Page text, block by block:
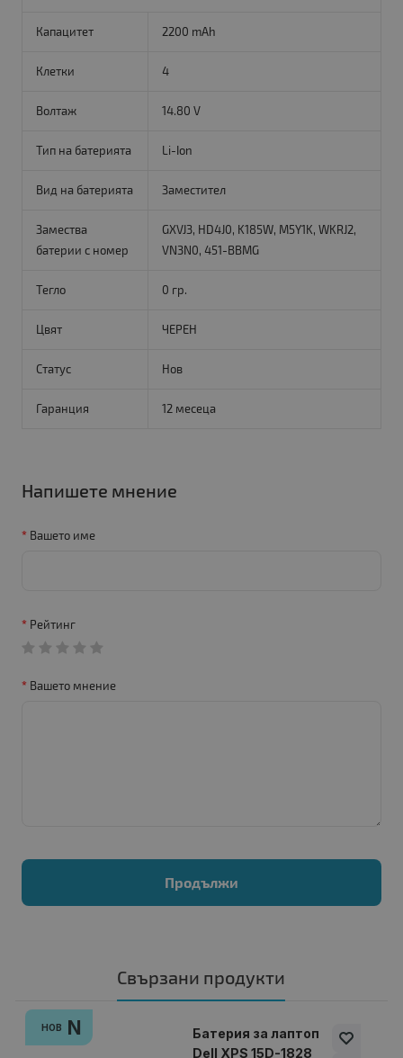
Капацитет 2200 mAh
Клетки 4
Волтаж 14.80 V
Тип на батерията Li-Ion
Вид на батерията Заместител
Замества
батерии с номер
GXVJ3, HD4J0, K185W, M5Y1K, WKRJ2,
VN3N0, 451-BBMG
Тегло 0 гр.
Цвят ЧЕРЕН
Статус Нов
Гаранция 12 месеца
Напишете мнение
Вашето име
Рейтинг
Вашето мнение
Продължи
Свързани продукти
НОВ N
Батерия за лаптоп
Dell XPS 15D-1828